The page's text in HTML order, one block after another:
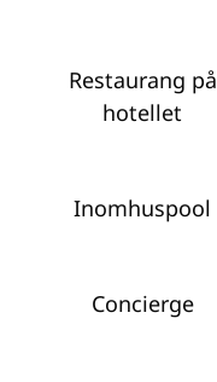
Restaurang på
hotellet
Inomhuspool
Concierge